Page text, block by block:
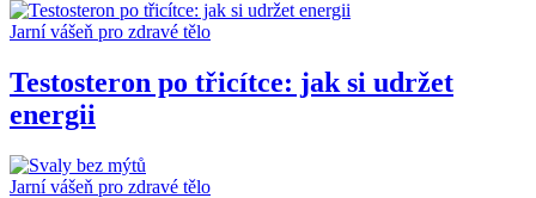
Jarní vášeň pro zdravé tělo
Testosteron po třicítce: jak si udržet
energii
Jarní vášeň pro zdravé tělo